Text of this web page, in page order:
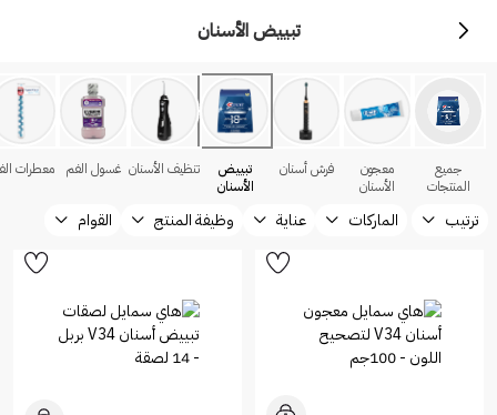
تبييض الأسنان
جميع
المنتجات
معجون
الأسنان
فرش أسنان
تبييض
الأسنان
تنظيف الأسنان غسول الفم معطرات
ترتيب الماركات عناية وظيفة المنتج القوام